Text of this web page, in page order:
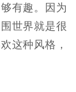
有趣。因为
世界就是很
这种风格，